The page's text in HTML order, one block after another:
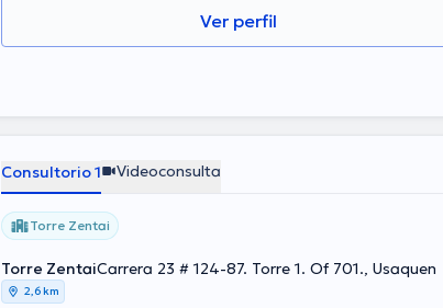
Ver perfil
Consultorio 1 Videoconsulta
Torre Zentai
Torre ZentaiCarrera 23 # 124-87. Torre 1. Of 701., Usaquen
2,6 km